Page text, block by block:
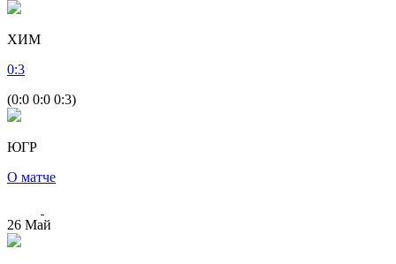
ХИМ
0:3
(0:0 0:0 0:3)
ЮГР
О матче
26 Май